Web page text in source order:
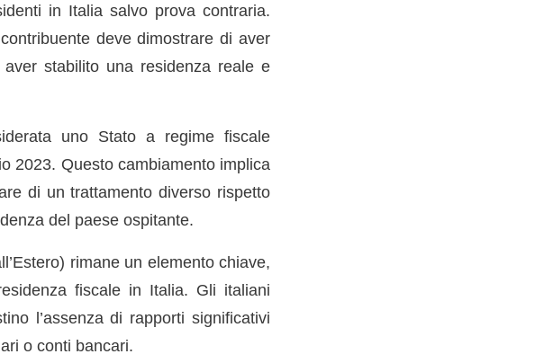
in Italia salvo prova contraria.
deve dimostrare di aver
stabilito una residenza reale e
uno Stato a regime fiscale
2023. Questo cambiamento implica
di un trattamento diverso rispetto
del paese ospitante.
rimane un elemento chiave,
fiscale in Italia. Gli italiani
l’assenza di rapporti significativi
o conti bancari.